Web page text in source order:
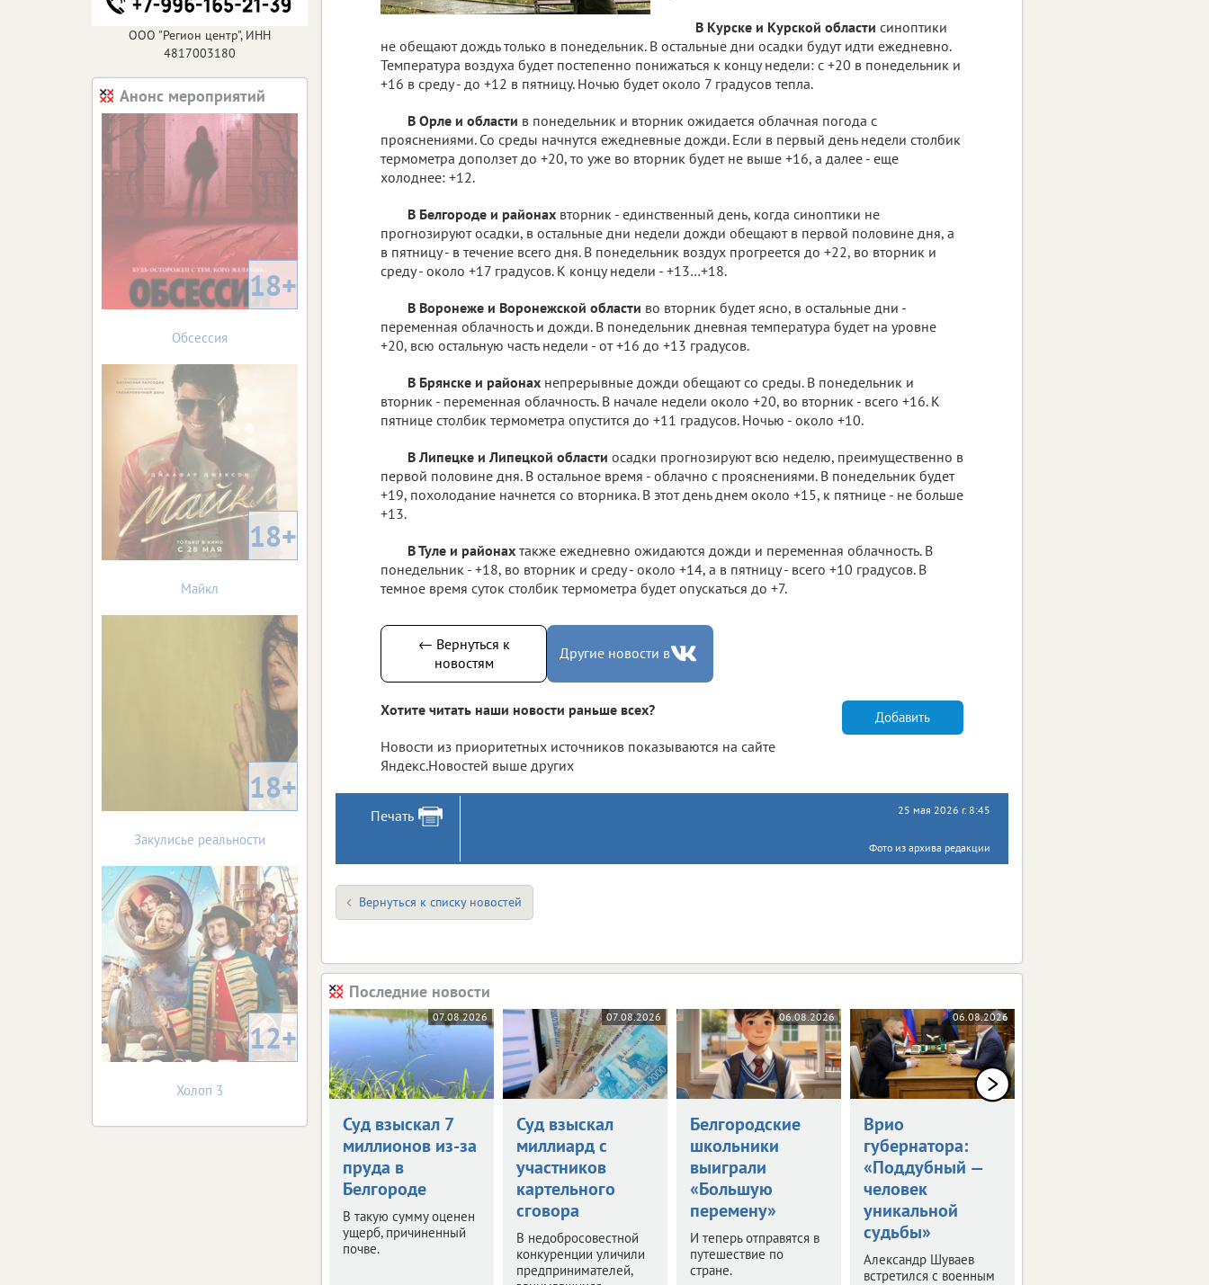
В Курске и Курской области синоптики
не обещают дождь только в понедельник. В остальные дни осадки будут идти ежедневно.
Температура воздуха будет постепенно понижаться к концу недели: с +20 в понедельник и
+16 в среду - до +12 в пятницу. Ночью будет около 7 градусов тепла.
В Орле и области в понедельник и вторник ожидается облачная погода с
прояснениями. Со среды начнутся ежедневные дожди. Если в первый день недели столбик
термометра доползет до +20, то уже во вторник будет не выше +16, а далее - еще
холоднее: +12.
В Белгороде и районах вторник - единственный день, когда синоптики не
прогнозируют осадки, в остальные дни недели дожди обещают в первой половине дня, а
в пятницу - в течение всего дня. В понедельник воздух прогреется до +22, во вторник и
среду - около +17 градусов. К концу недели - +13…+18.
В Воронеже и Воронежской области во вторник будет ясно, в остальные дни -
переменная облачность и дожди. В понедельник дневная температура будет на уровне
+20, всю остальную часть недели - от +16 до +13 градусов.
В Брянске и районах непрерывные дожди обещают со среды. В понедельник и
вторник - переменная облачность. В начале недели около +20, во вторник - всего +16. К
пятнице столбик термометра опустится до +11 градусов. Ночью - около +10.
В Липецке и Липецкой области осадки прогнозируют всю неделю, преимущественно в
первой половине дня. В остальное время - облачно с прояснениями. В понедельник будет
+19, похолодание начнется со вторника. В этот день днем около +15, к пятнице - не больше
+13.
В Туле и районах также ежедневно ожидаются дожди и переменная облачность. В
понедельник - +18, во вторник и среду - около +14, а в пятницу - всего +10 градусов. В
темное время суток столбик термометра будет опускаться до +7.
← Вернуться к
новостям
Другие новости в
Хотите читать наши новости раньше всех?
Новости из приоритетных источников показываются на сайте
Яндекс.Новостей выше других
Добавить
Печать 25 мая 2026 г. 8:45
Фото из архива редакции
Вернуться к списку новостей
Последние новости
07.08.2026
Суд взыскал 7
миллионов из-за
пруда в
Белгороде
В такую сумму оценен
ущерб, причиненный
почве.
07.08.2026
Суд взыскал
миллиард с
участников
картельного
сговора
В недобросовестной
конкуренции уличили
предпринимателей,
06.08.2026
Белгородские
школьники
выиграли
«Большую
перемену»
И теперь отправятся в
путешествие по
стране.
06.08.2026
Врио
губернатора:
«Поддубный —
человек
уникальной
судьбы»
Александр Шуваев
встретился с военным
ООО "Регион центр", ИНН
4817003180
Анонс мероприятий
18+
Обсессия
18+
Майкл
18+
Закулисье реальности
12+
Холоп 3